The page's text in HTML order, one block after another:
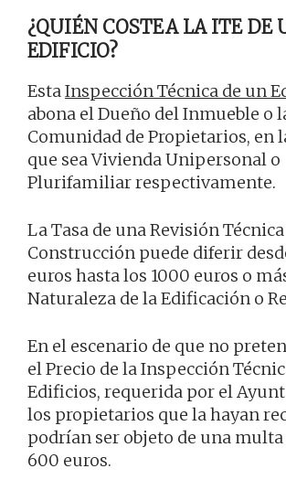
¿QUIÉN COSTEA LA ITE DE
EDIFICIO?
EstaInspección Técnica de un
abona el Dueño del Inmueble o
Comunidad de Propietarios, en
que sea Vivienda Unipersonal o
Plurifamiliar respectivamente.
La Tasa de una Revisión
Construcción puede diferir
euros hasta los 1000 euros o
Naturaleza de la Edificación o
En el escenario de que no
el Precio de la Inspección
Edificios, requerida por el
los propietarios que la hayan
podrían ser objeto de una
600 euros.